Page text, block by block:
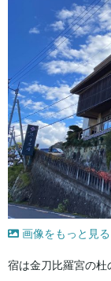
画像をもっと見る
宿は金刀比羅宮の杜